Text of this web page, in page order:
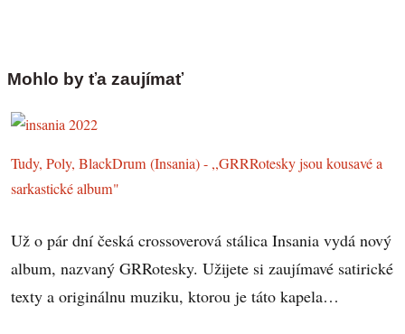
Mohlo by ťa zaujímať
Tudy, Poly, BlackDrum (Insania) - ,,GRRRotesky jsou kousavé a
sarkastické album"
Už o pár dní česká crossoverová stálica Insania vydá nový
album, nazvaný GRRotesky. Užijete si zaujímavé satirické
texty a originálnu muziku, ktorou je táto kapela…